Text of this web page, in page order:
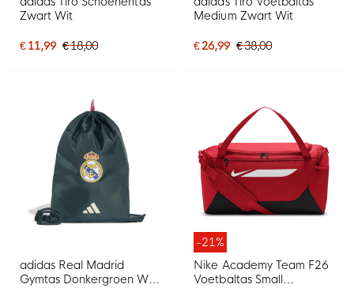
Zwart Wit
€ 11,99 € 18,00
Medium Zwart Wit
€ 26,99 € 38,00
adidas Real Madrid
Gymtas Donkergroen Wit
-21%
Nike Academy Team F26
Voetbaltas Small